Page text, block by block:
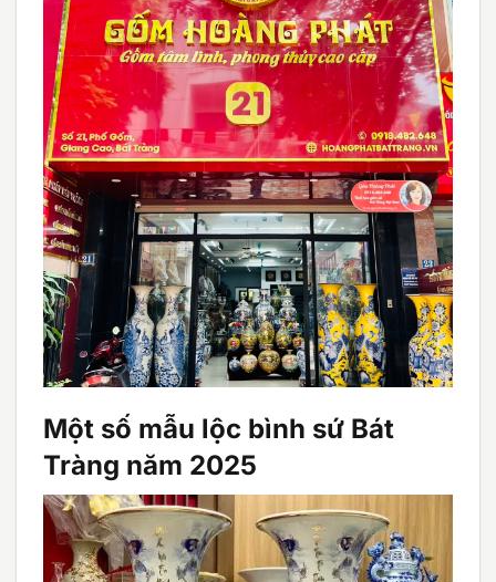
Một số mẫu lộc bình sứ Bát
Tràng năm 2025